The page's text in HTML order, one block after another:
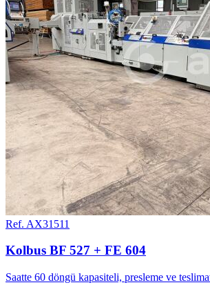
Ref. AX31511
Kolbus BF 527 + FE 604
Saatte 60 döngü kapasiteli, presleme ve